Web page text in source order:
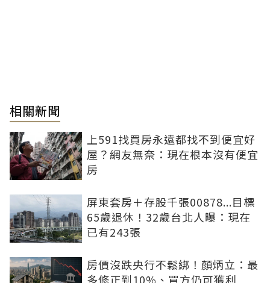
相關新聞
上591找買房永遠都找不到便宜好
屋？網友無奈：現在根本沒有便宜
房
屏東套房＋存股千張00878...目標
65歲退休！32歲台北人曝：現在
已有243張
房價沒跌央行不鬆綁！顏炳立：最
多修正到10%、買方仍可獲利